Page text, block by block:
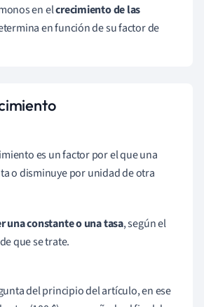
en elcrecimiento de las
en función de su factor de
es un factor por el que una
o disminuye por unidad de otra
una constante o una tasa, según el
que se trate.
del principio del artículo, en ese